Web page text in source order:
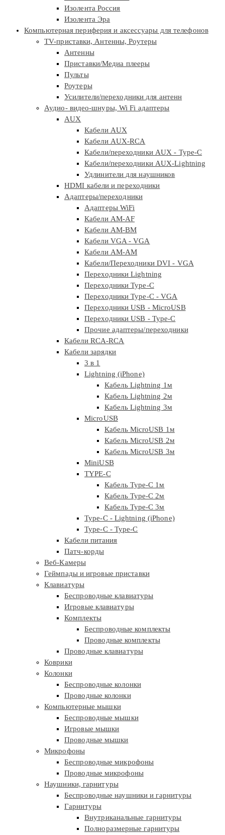
Изолента Россия
Изолента Эра
Компьютерная периферия и аксессуары для телефонов
TV-приставки, Антенны, Роутеры
Антенны
Приставки/Медиа плееры
Пульты
Роутеры
Усилители/переходники для антенн
Аудио- видео-шнуры, Wi Fi адаптеры
AUX
Кабели AUX
Кабели AUX-RCA
Кабели/переходники AUX - Type-C
Кабели/переходники AUX-Lightning
Удлинители для наушников
HDMI кабели и переходники
Адаптеры/переходники
Адаптеры WiFi
Кабели AM-AF
Кабели AM-BM
Кабели VGA - VGA
Кабели АМ-АМ
Кабели/Переходники DVI - VGA
Переходники Lightning
Переходники Type-C
Переходники Type-C - VGA
Переходники USB - MicroUSB
Переходники USB - Type-C
Прочие адаптеры/переходники
Кабели RCA-RCA
Кабели зарядки
3 в 1
Lightning (iPhone)
Кабель Lightning 1м
Кабель Lightning 2м
Кабель Lightning 3м
MicroUSB
Кабель MicroUSB 1м
Кабель MicroUSB 2м
Кабель MicroUSB 3м
MiniUSB
TYPE-C
Кабель Type-C 1м
Кабель Type-C 2м
Кабель Type-C 3м
Type-C - Lightning (iPhone)
Type-C - Type-C
Кабели питания
Патч-корды
Веб-Камеры
Геймпады и игровые приставки
Клавиатуры
Беспроводные клавиатуры
Игровые клавиатуры
Комплекты
Беспроводные комплекты
Проводные комплекты
Проводные клавиатуры
Коврики
Колонки
Беспроводные колонки
Проводные колонки
Компьютерные мышки
Беспроводные мышки
Игровые мышки
Проводные мышки
Микрофоны
Беспроводные микрофоны
Проводные микрофоны
Наушники, гарнитуры
Беспроводные наушники и гарнитуры
Гарнитуры
Внутриканальные гарнитуры
Полноразмерные гарнитуры